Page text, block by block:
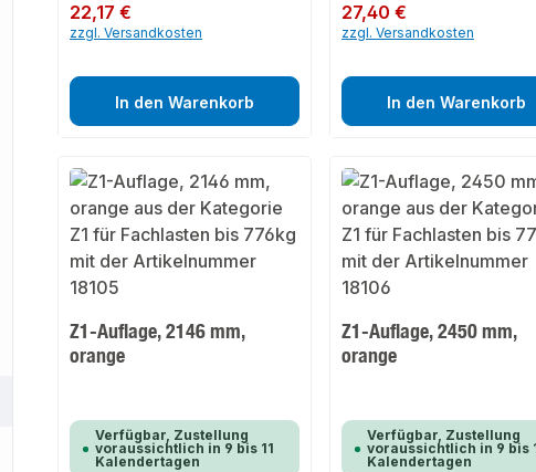
Regulärer Preis:
22,17 €
zzgl. Versandkosten
In den Warenkorb
Regulärer Preis:
27,40 €
zzgl. Versandkosten
In den Warenkorb
Z1-Auflage, 2146 mm,
orange
Verfügbar, Zustellung
voraussichtlich in 9 bis 11
Kalendertagen
Z1-Auflage, 2450 mm,
orange
Verfügbar, Zustellung
voraussichtlich in 9 bis
Kalendertagen